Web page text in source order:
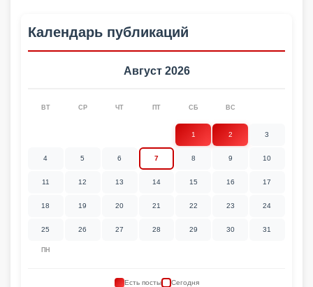
Календарь публикаций
Август 2026
ПН
ВТ СР ЧТ ПТ СБ ВС
1 2 3
4 5 6 7 8 9 10
11 12 13 14 15 16 17
18 19 20 21 22 23 24
25 26 27 28 29 30 31
Есть посты Сегодня